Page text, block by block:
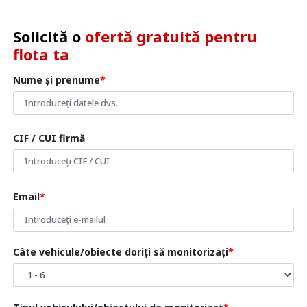
Solicită o ofertă gratuită pentru
flota ta
Nume și prenume
CIF / CUI firmă
Email
Câte vehicule/obiecte doriți să monitorizați